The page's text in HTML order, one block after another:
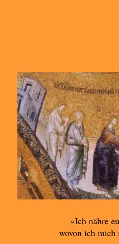
»Ich nähre
wovon ich mich